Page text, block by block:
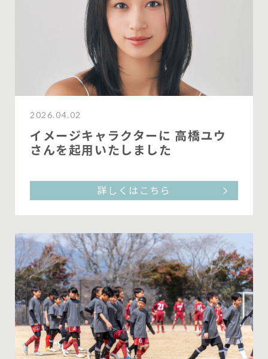
2026.04.02
イメージキャラクターに 高橋ユウ
さんを起用いたしました
詳しくはこちら